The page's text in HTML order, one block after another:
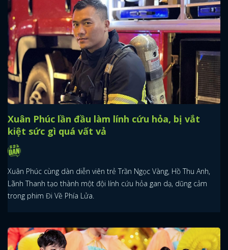
Xuân Phúc lần đầu làm lính cứu hỏa, bị vắt
kiệt sức gì quá vất vả
Xuân Phúc cùng dàn diễn viên trẻ Trần Ngọc Vàng, Hồ Thu Anh,
Lãnh Thanh tạo thành một đội lính cứu hỏa gan dạ, dũng cảm
trong phim Đi Về Phía Lửa.